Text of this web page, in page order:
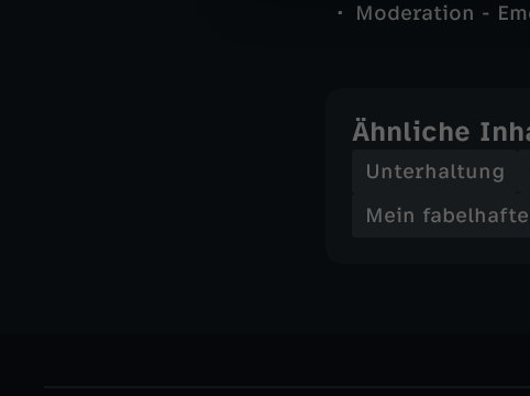
Moderation -
Ähnliche
Unterhaltung
Mein